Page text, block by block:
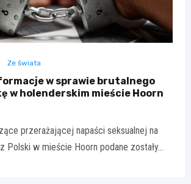
Ze świata
w sprawie brutalnego
w holenderskim mieście Hoorn
przerażającej napaści seksualnej na
Polski w mieście Hoorn podane zostały…